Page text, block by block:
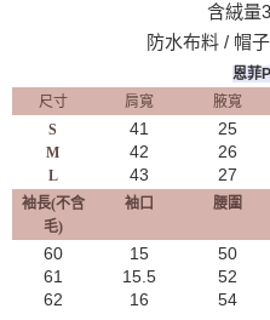
含絨量
防水布料 / 帽
恩菲
尺寸
肩寬 腋寬
S
M
L
41
42
43
25
26
27
袖長(不含
毛)
袖口 腰圍
60
61
62
15
15.5
16
50
52
54